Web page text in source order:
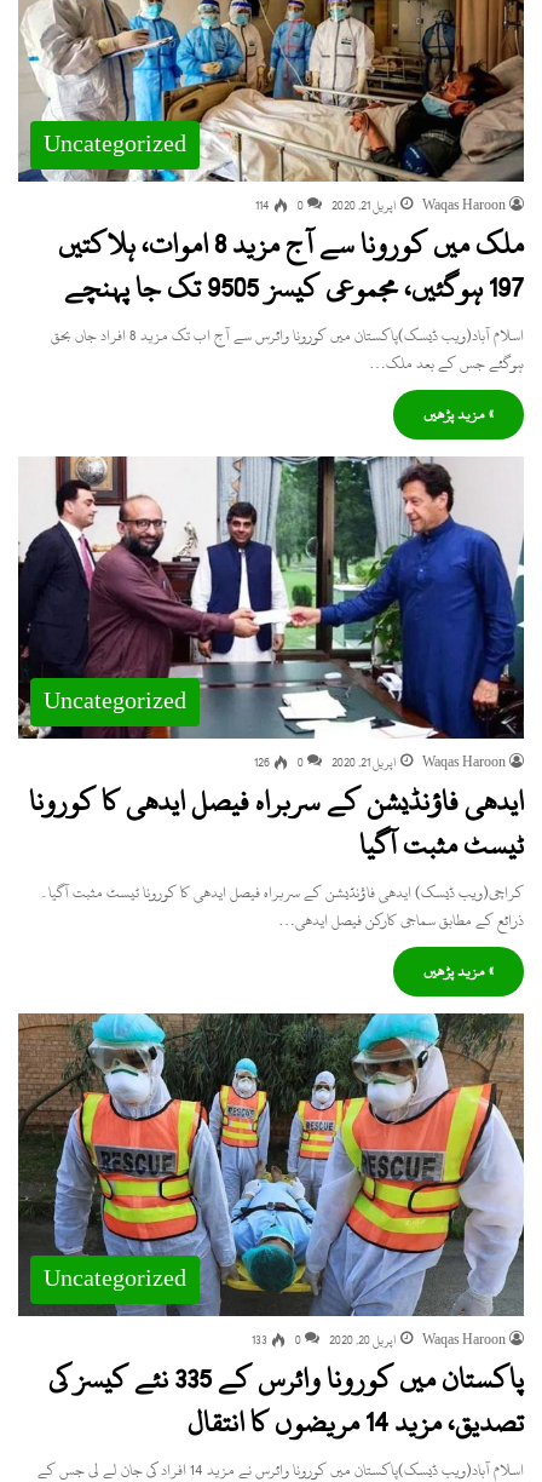
Uncategorized
Waqas Haroon اپریل 21, 2020 0
114
ملک میں کورونا سے آج مزید 8 اموات، ہلاکتیں
197 ہوگئیں، مجموعی کیسز 9505 تک جا پہنچے
اسلام آباد(ویب ڈیسک)پاکستان میں کورونا وائرس سے آج اب تک مزید 8 افراد جاں بحق
ہوگئے جس کے بعد ملک…
» مزید پڑھیں
Uncategorized
Waqas Haroon اپریل 21, 2020 0
126
ایدھی فاؤنڈیشن کے سربراہ فیصل ایدھی کا کورونا
ٹیسٹ مثبت آگیا
کراچی(ویب ڈیسک) ایدھی فاؤنڈیشن کے سربراہ فیصل ایدھی کا کورونا ٹیسٹ مثبت آگیا۔
ذرائع کے مطابق سماجی کارکن فیصل ایدھی…
» مزید پڑھیں
Uncategorized
Waqas Haroon اپریل 20, 2020 0
133
پاکستان میں کورونا وائرس کے 335 نئے کیسز کی
تصدیق، مزید 14 مریضوں کا انتقال
اسلام آباد(ویب ڈیسک)پاکستان میں کورونا وائرس نے مزید 14 افراد کی جان لے لی جس کے